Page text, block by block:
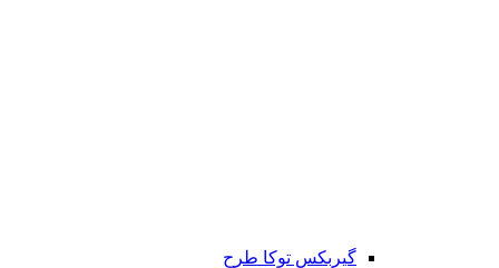
گیربکس توکا طرح